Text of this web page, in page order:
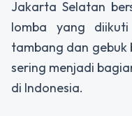
Jakarta Selatan
lomba yang
tambang dan
sering menjadi
di Indonesia.